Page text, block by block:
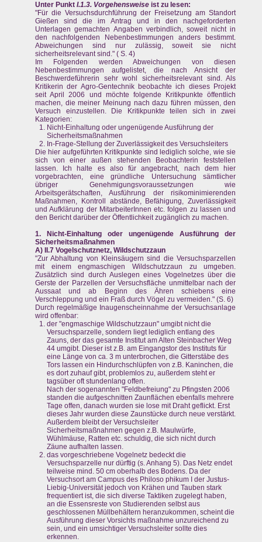
Unter Punkt I.1.3. Vorgehensweise ist zu lesen:
"Für die Versuchsdurchführung der Freisetzung am Standort
Gießen sind die im Antrag und in den nachgeforderten
Unterlagen gemachten Angaben verbindlich, soweit nicht in
den nachfolgenden Nebenbestimmungen anders bestimmt.
Abweichungen sind nur zulässig, soweit sie nicht
sicherheitsrelevant sind." ( S. 4)
Im Folgenden werden Abweichungen von diesen
Nebenbestimmungen aufgelistet, die nach Ansicht der
Beschwerdeführerin sehr wohl sicherheitsrelevant sind. Als
Kritikerin der Agro-Gentechnik beobachte ich dieses Projekt
seit April 2006 und möchte folgende Kritikpunkte öffentlich
machen, die meiner Meinung nach dazu führen müssen, den
Versuch einzustellen. Die Kritikpunkte teilen sich in zwei
Kategorien:
Nicht-Einhaltung oder ungenügende Ausführung der
Sicherheitsmaßnahmen
In-Frage-Stellung der Zuverlässigkeit des Versuchsleiters
Die hier aufgeführten Kritikpunkte sind lediglich solche, wie sie
sich von einer außen stehenden Beobachterin feststellen
lassen. Ich halte es also für angebracht, nach dem hier
vorgebrachten, eine gründliche Untersuchung sämtlicher
übriger Genehmigungsvoraussetzungen wie
Arbeitsgerätschaften, Ausführung der risikominimierenden
Maßnahmen, Kontroll abstände, Befähigung, Zuverlässigkeit
und Aufklärung der MitarbeiterInnen etc. folgen zu lassen und
den Bericht darüber der Öffentlichkeit zugänglich zu machen.
1. Nicht-Einhaltung oder ungenügende Ausführung der
Sicherheitsmaßnahmen
A) II.7 Vogelschutznetz, Wildschutzzaun
"Zur Abhaltung von Kleinsäugern sind die Versuchsparzellen
mit einem engmaschigen Wildschutzzaun zu umgeben.
Zusätzlich sind durch Auslegen eines Vogelnetzes über die
Gerste der Parzellen der Versuchsfläche unmittelbar nach der
Aussaat und ab Beginn des Ähren schiebens eine
Verschleppung und ein Fraß durch Vögel zu vermeiden." (S. 6)
Durch regelmäßige Inaugenscheinnahme der Versuchsanlage
wird offenbar:
der "engmaschige Wildschutzzaun" umgibt nicht die
Versuchsparzelle, sondern liegt lediglich entlang des
Zauns, der das gesamte Institut am Alten Steinbacher Weg
44 umgibt. Dieser ist z.B. am Eingangstor des Instituts für
eine Länge von ca. 3 m unterbrochen, die Gitterstäbe des
Tors lassen ein Hindurchschlüpfen von z.B. Kaninchen, die
es dort zuhauf gibt, problemlos zu, außerdem steht er
tagsüber oft stundenlang offen.
Nach der sogenannten "Feldbefreiung" zu Pfingsten 2006
standen die aufgeschnitten Zaunflächen ebenfalls mehrere
Tage offen, danach wurden sie lose mit Draht geflickt. Erst
dieses Jahr wurden diese Zaunstücke durch neue verstärkt.
Außerdem bleibt der Versuchsleiter
Sicherheitsmaßnahmen gegen z.B. Maulwürfe,
Wühlmäuse, Ratten etc. schuldig, die sich nicht durch
Zäune aufhalten lassen.
das vorgeschriebene Vogelnetz bedeckt die
Versuchsparzelle nur dürftig (s. Anhang 5). Das Netz endet
teilweise mind. 50 cm oberhalb des Bodens. Da der
Versuchsort am Campus des Philoso phikum I der Justus-
Liebig-Universität jedoch von Krähen und Tauben stark
frequentiert ist, die sich diverse Taktiken zugelegt haben,
an die Essensreste von Studierenden selbst aus
geschlossenen Müllbehältern heranzukommen, scheint die
Ausführung dieser Vorsichts maßnahme unzureichend zu
sein, und ein umsichtiger Versuchsleiter sollte dies
erkennen.